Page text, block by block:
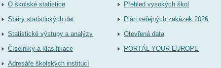
O školské statistice
Sběry statistických dat
Statistické výstupy a analýzy
Číselníky a klasifikace
Adresáře školských institucí
Přehled vysokých škol
Plán veřejných zakázek 2026
Otevřená data
PORTÁL YOUR EUROPE